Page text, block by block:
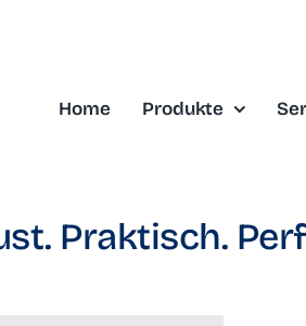
Home
Produkte
Praktisch.